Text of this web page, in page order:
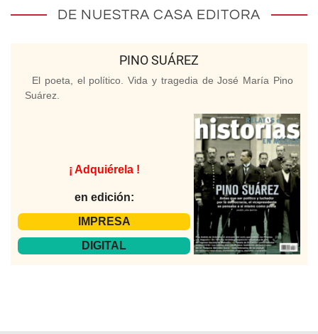
DE NUESTRA CASA EDITORA
PINO SUÁREZ
El poeta, el político. Vida y tragedia de José María Pino
Suárez.
¡ Adquiérela !
en edición:
IMPRESA
DIGITAL